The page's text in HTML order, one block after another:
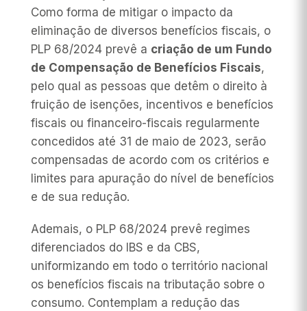
Como forma de mitigar o impacto da
eliminação de diversos benefícios fiscais, o
PLP 68/2024 prevê a criação de um Fundo
de Compensação de Benefícios Fiscais,
pelo qual as pessoas que detêm o direito à
fruição de isenções, incentivos e benefícios
fiscais ou financeiro-fiscais regularmente
concedidos até 31 de maio de 2023, serão
compensadas de acordo com os critérios e
limites para apuração do nível de benefícios
e de sua redução.
Ademais, o PLP 68/2024 prevê regimes
diferenciados do IBS e da CBS,
uniformizando em todo o território nacional
os benefícios fiscais na tributação sobre o
consumo. Contemplam a redução das